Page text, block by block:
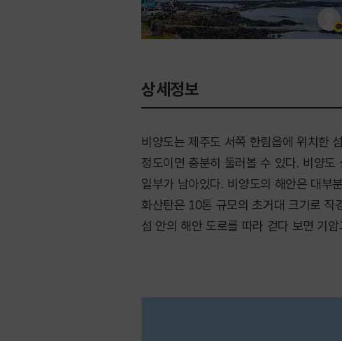
상세정보
비양도는 제주도 서쪽 한림읍에 위치한
정도이면 충분히 둘러볼 수 있다. 비양
일부가 남아있다. 비양도의 해안은 대부
화산탄은 10톤 규모의 초거대 크기로
섬 안의 해안 도로를 따라 걷다 보면 기암
바닷물로 된 염습지 ‘필랑못’이 있다.
한림항에서 비양도를 들어가는 배를
비양도에 들어갈 수 있다. 자세한 시간